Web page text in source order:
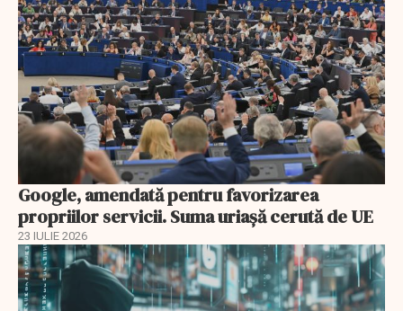
Google, amendată pentru favorizarea
propriilor servicii. Suma uriașă cerută de UE
23 IULIE 2026